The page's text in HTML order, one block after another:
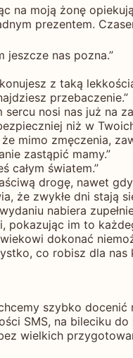
na moją żonę
prezentem.
jeszcze nas pozna.”
z taką
przebaczenie.”
nosi nas już na
niż w
mimo zmęczenia,
zastąpić mamy.”
całym światem.”
drogę, nawet
że zwykłe dni stają
nabiera
im to
dokonać
co robisz dla nas
szybko
SMS, na bileciku
wielkich